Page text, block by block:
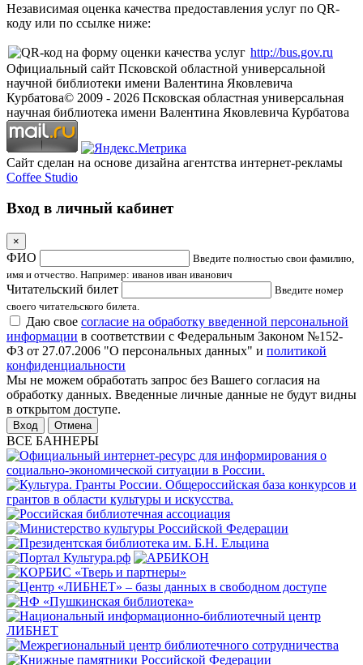
Независимая оценка качества предоставления услуг по QR-
коду или по ссылке ниже:
http://bus.gov.ru
Официальный сайт Псковской областной универсальной
научной библиотеки имени Валентина Яковлевича
Курбатова© 2009 - 2026 Псковская областная универсальная
научная библиотека имени Валентина Яковлевича Курбатова
Сайт сделан на основе дизайна агентства интернет-рекламы
Coffee Studio
Вход в личный кабинет
×
ФИО
Введите полностью свои фамилию,
имя и отчество. Например: иванов иван иванович
Читательский билет
Введите номер
своего читательского билета.
Даю свое согласие на обработку введенной персональной
информации в соответствии с Федеральным Законом №152-
ФЗ от 27.07.2006 "О персональных данных" и политикой
конфиденциальности
Мы не можем обработать запрос без Вашего согласия на
обработку данных. Введенные личные данные не будут видны
в открытом доступе.
Отмена
ВСЕ БАННЕРЫ